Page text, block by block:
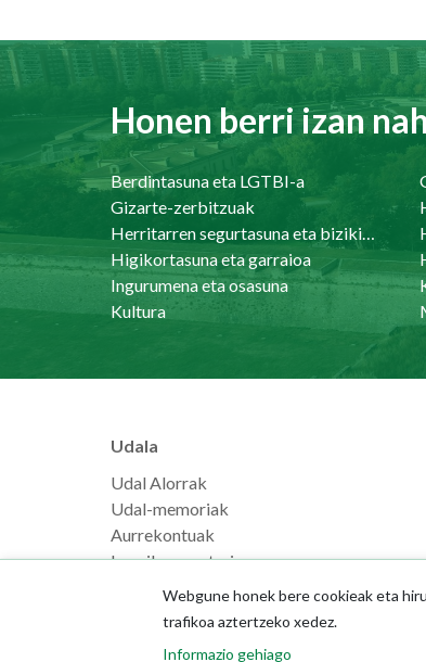
Honen berri izan
Berdintasuna eta LGTBI-a
Gizarte-zerbitzuak
Higikortasuna eta garraioa
Ingurumena eta osasuna
Kultura
Udala
Udal Alorrak
Udal-memoriak
Aurrekontuak
Langilearen ataria
Webgune honek bere cookieak eta
trafikoa aztertzeko xedez.
Informazio gehiago